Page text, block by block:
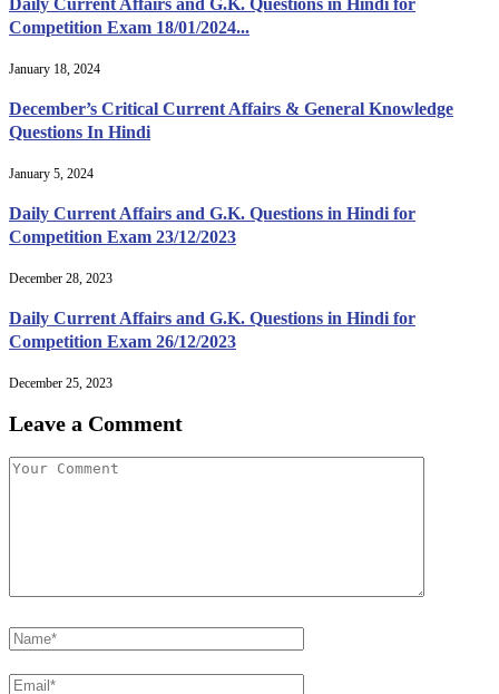
Daily Current Affairs and G.K. Questions in Hindi for
Competition Exam 18/01/2024...
January 18, 2024
December’s Critical Current Affairs & General Knowledge
Questions In Hindi
January 5, 2024
Daily Current Affairs and G.K. Questions in Hindi for
Competition Exam 23/12/2023
December 28, 2023
Daily Current Affairs and G.K. Questions in Hindi for
Competition Exam 26/12/2023
December 25, 2023
Leave a Comment